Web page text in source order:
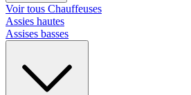
Voir tous Chauffeuses
Assies hautes
Assises basses